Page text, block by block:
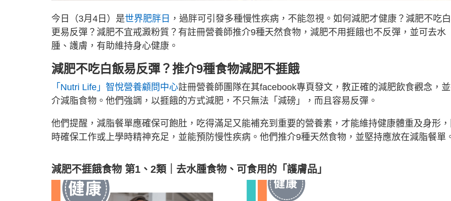
今日（3月4日）是世界肥胖日 ，過胖可引發多種慢性疾病，不能忽視。如何減肥才健康？減肥不吃
更易反彈？減肥不宜戒澱粉質？有註冊營養師推介9種天然食物，減肥不用捱餓也不反彈，並可去水
腫、護膚，有助維持身心健康。
減肥不吃白飯易反彈？推介9種食物減肥不捱餓
「Nutri Life」智悅營養顧問中心註冊營養師團隊在其facebook專頁發文，教正確的減肥飲食觀念，
介減脂食物。他們強調，以捱餓的方式減肥，不只無法「減磅」，而且容易反彈。
他們提醒，減脂餐單應確保可飽肚，吃得滿足又能補充到重要的營養素，才能維持健康體重及身形
時確保工作或上學時精神充足，並能預防慢性疾病。他們推介9種天然食物，並堅持應放在減脂餐單
減肥不捱餓食物 第1 、2類 去水腫食物、 可食用的「護膚品」